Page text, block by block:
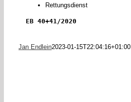
Rettungsdienst
EB 40+41/2020
Jan Endlein2023-01-15T22:04:16+01:00